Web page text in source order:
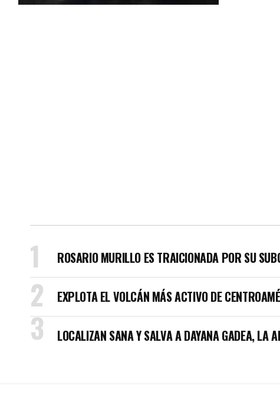
ROSARIO MURILLO ES TRAICIONADA POR SU
EXPLOTA EL VOLCÁN MÁS ACTIVO DE
LOCALIZAN SANA Y SALVA A DAYANA GADEA, LA